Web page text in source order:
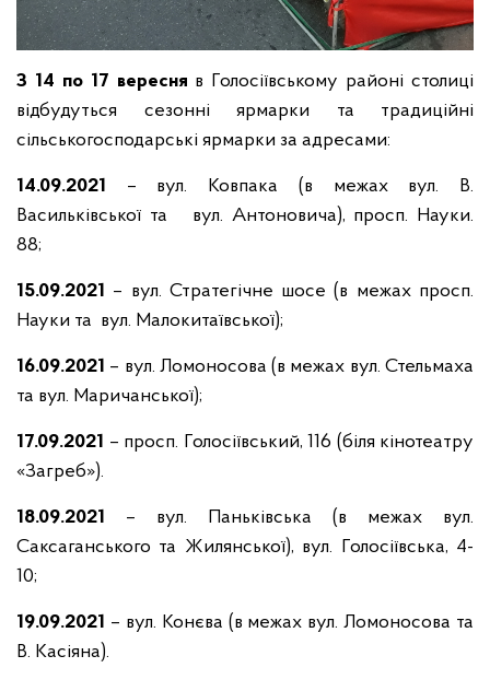
З 14 по 17 вересня в Голосіївському районі столиці
відбудуться сезонні ярмарки та традиційні
сільськогосподарські ярмарки за адресами:
14.09.2021 – вул. Ковпака (в межах вул. В.
Васильківської та вул. Антоновича), просп. Науки.
88;
15.09.2021 – вул. Стратегічне шосе (в межах просп.
Науки та вул. Малокитаївської);
16.09.2021 – вул. Ломоносова (в межах вул. Стельмаха
та вул. Маричанської);
17.09.2021 – просп. Голосіївський, 116 (біля кінотеатру
«Загреб»).
18.09.2021 – вул. Паньківська (в межах вул.
Саксаганського та Жилянської), вул. Голосіївська, 4-
10;
19.09.2021 – вул. Конєва (в межах вул. Ломоносова та
В. Касіяна).